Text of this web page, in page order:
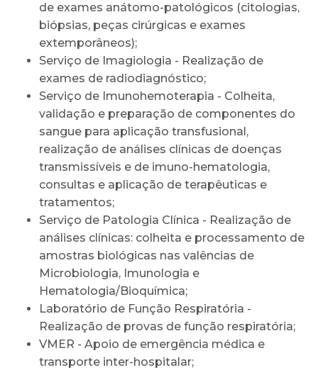
de exames anátomo-patológicos (citologias,
biópsias, peças cirúrgicas e exames
extemporâneos);
Serviço de Imagiologia - Realização de
exames de radiodiagnóstico;
Serviço de Imunohemoterapia - Colheita,
validação e preparação de componentes do
sangue para aplicação transfusional,
realização de análises clínicas de doenças
transmissíveis e de imuno-hematologia,
consultas e aplicação de terapêuticas e
tratamentos;
Serviço de Patologia Clínica - Realização de
análises clínicas: colheita e processamento de
amostras biológicas nas valências de
Microbiologia, Imunologia e
Hematologia/Bioquímica;
Laboratório de Função Respiratória -
Realização de provas de função respiratória;
VMER - Apoio de emergência médica e
transporte inter-hospitalar;